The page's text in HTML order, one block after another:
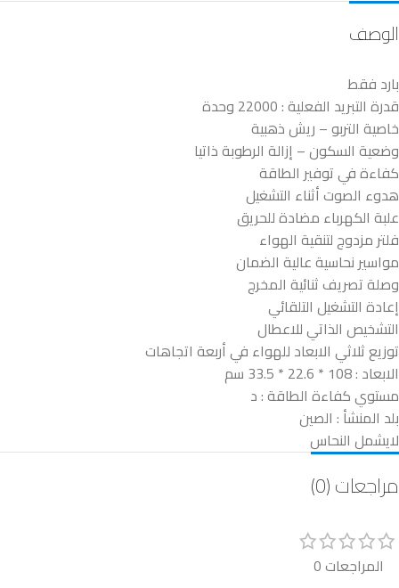
الوصف
بارد فقط
قدرة التبريد الفعلية : 22000 وحدة
خاصية التربو – ريش ذهبية
وضعية السكون – إزالة الرطوبة ذاتيا
كفاءة في توفير الطاقة
هدوء الصوت أثناء التشغيل
علبة الكهرباء مضادة للحريق
فلتر مزدوج لتنقية الهواء
مواسير نحاسية عالية الضمان
وصلة تصريف ثنائية المخرج
إعادة التشغيل التلقائي
التشخيص الذاتي للاعطال
توزيع ثلاثي الابعاد للهواء في أربعة اتجاهات
الابعاد : 108 * 22.6 * 33.5 سم
مستوي كفاءة الطاقة : د
بلد المنشأ : الصين
لايشمل النحاس
مراجعات (0)
المراجعات 0